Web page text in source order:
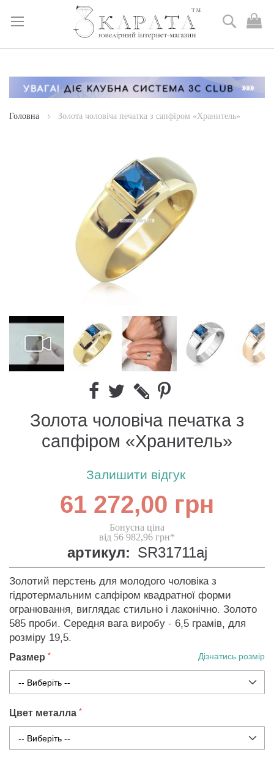
Skip
Content
Пошук
Головна Золота чоловіча печатка з сапфіром «Хранитель»
Золота чоловіча печатка з
сапфіром «Хранитель»
Залишити відгук
61 272,00 грн
Бонусна ціна
від 56 982,96 грн*
артикул: SR31711aj
Золотий перстень для молодого чоловіка з
гідротермальним сапфіром квадратної форми
огранювання, виглядає стильно і лаконічно. Золото
585 проби. Середня вага виробу - 6,5 грамів, для
розміру 19,5.
Размер Дізнатись розмір
Цвет металла